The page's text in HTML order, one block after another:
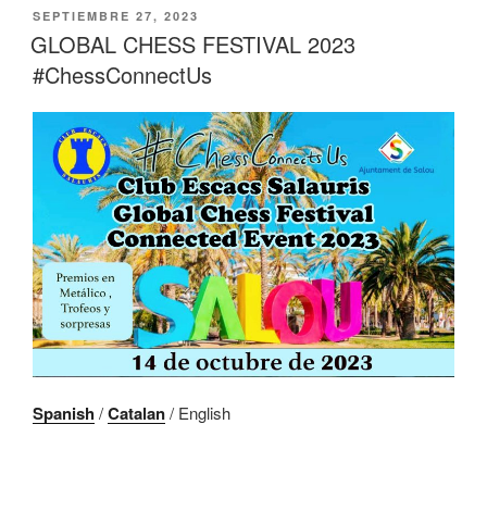
PUBLICADO
EL
SEPTIEMBRE 27, 2023
GLOBAL CHESS FESTIVAL 2023
#ChessConnectUs
Spanish/Catalan/ English